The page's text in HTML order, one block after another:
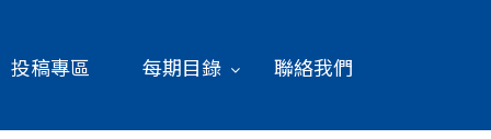
投稿專區 每期目錄 聯絡我們